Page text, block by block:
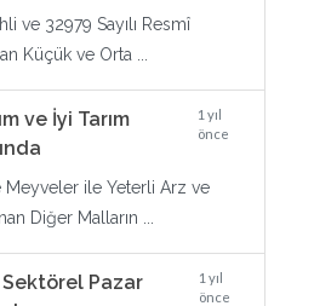
ve 32979 Sayılı Resmî
Küçük ve Orta ...
ve İyi Tarım
1 yıl
önce
Meyveler ile Yeterli Arz ve
Diğer Malların ...
Pazar
1 yıl
önce